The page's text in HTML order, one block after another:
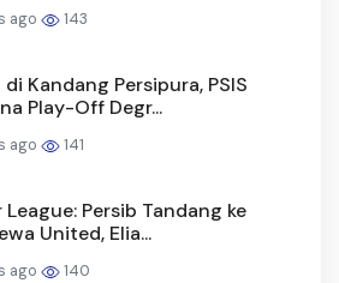
ago 143
Kandang Persipura, PSIS
Play-Off Degr...
ago 141
League: Persib Tandang ke
United, Elia...
ago 140